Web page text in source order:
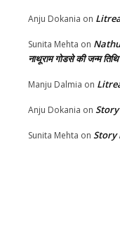
Anju Dokania on
Sunita Mehta on
नाथूराम गोडसे की जन्म
Manju Dalmia on
Anju Dokania on
Sunita Mehta on Story